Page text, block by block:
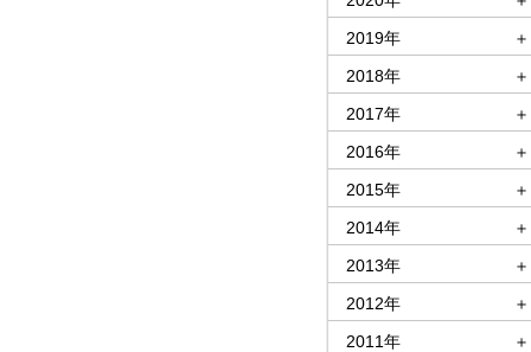
2019年
＋
2018年
＋
2017年
＋
2016年
＋
2015年
＋
2014年
＋
2013年
＋
2012年
＋
2011年
＋